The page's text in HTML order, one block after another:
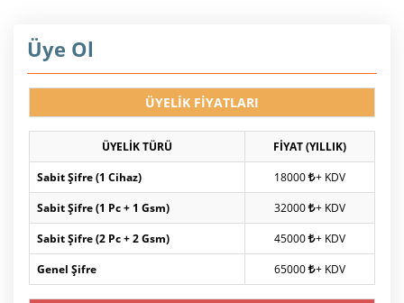
Üye Ol
ÜYELİK FİYATLARI
ÜYELİK TÜRÜ
FİYAT (YILLIK)
Sabit Şifre (1 Cihaz)
18000 + KDV
Sabit Şifre (1 Pc + 1 Gsm)
32000 + KDV
Sabit Şifre (2 Pc + 2 Gsm)
45000 + KDV
Genel Şifre
65000 + KDV